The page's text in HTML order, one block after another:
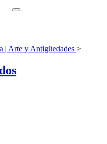
| Arte y Antigüedades >